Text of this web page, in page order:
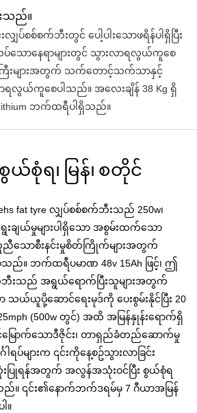
းသည်။
လျှပ်စစ်စက်ဘီးတွင် ပေါ့ပါးသောဖရိန်ပါရှိပြီး
ောနေရာများတွင် သွားလာရလွယ်ကူစေ
ကြီးများအတွက် သက်တောင့်သက်သာနှင့်
ရလွယ်ကူစေပါသည်။ အလေးချိန် 38 Kg ရှိ
ဘက်ထရီပါရှိသည်။
စုံရ၊ မြန်၊ စတိုင်
fat tyre လျှပ်စစ်စက်ဘီးသည် 250w၊
းချယ်မှုများပါရှိသော အစွမ်းထက်သော
ညီသောစီးနင်းမှုစိတ်ကြိုက်များအတွက်
ည်။ ဘက်ထရီပမာဏ 48v 15Ah ဖြင့်၊ ဤ
းသည် အရွယ်ရောက်ပြီးသူများအတွက်
သယ်ယူပို့ဆောင်ရေးမုဒ်ကို ပေးစွမ်းနိုင်ပြီး 20
(500w တွင်) အထိ အမြန်နှုန်းရောက်ရှိ
မြောက်သောဒီဇိုင်း၊ တာရှည်ခံတည်ဆောက်မှု
ပ်များက ၎င်းကိုနေ့စဥ်သွားလာခြင်း
ပြုရန်အတွက် အလွန်အသုံးဝင်ပြီး စွယ်စုံရ
ည်။ ၎င်း၏နောက်ဘက်ဒရမ်မှ 7 ဂီယာအမြန်
။